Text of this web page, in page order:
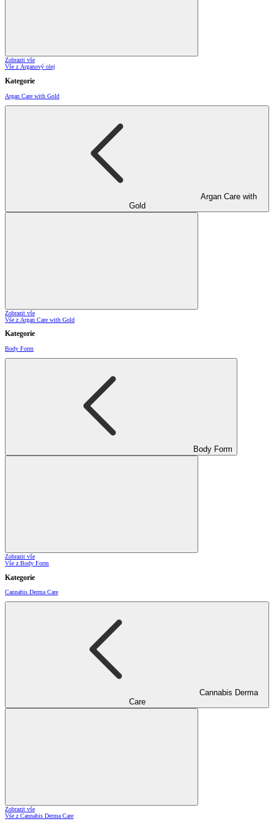
Zobrazit vše
Vše z Arganový olej
Kategorie
Argan Care with Gold
Argan Care with
Gold
Zobrazit vše
Vše z Argan Care with Gold
Kategorie
Body Form
Body Form
Zobrazit vše
Vše z Body Form
Kategorie
Cannabis Derma Care
Cannabis Derma
Care
Zobrazit vše
Vše z Cannabis Derma Care